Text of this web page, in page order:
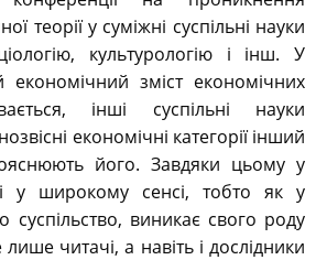
теорії у суміжні суспільні науки
культурологію і інш. У
економічний зміст економічних
інші суспільні науки
економічні категорії інший
його. Завдяки цьому у
у широкому сенсі, тобто як у
суспільство, виникає свого роду
читачі, а навіть і дослідники